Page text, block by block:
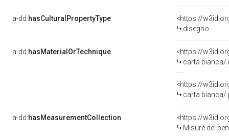
a-dd:hasCulturalPropertyType
<https://
disegno
a-dd:hasMaterialOrTechnique
<https://
carta bianca/
<https://
carta bianca/
a-dd:hasMeasurementCollection
<https://
Misure del